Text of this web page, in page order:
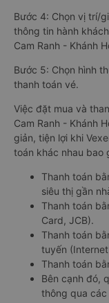
Bước 4: Chọn vị trí/
thông tin hành
Cam Ranh - Khánh
Bước 5: Chọn hình
thanh toán vé.
Việc đặt mua và
Cam Ranh - Khánh
giản, tiện lợi khi
toán khác nhau bao
Thanh toán
siêu thị gần
Thanh toán
Card, JCB).
Thanh toán
tuyến
Thanh toán
Bên cạnh đó,
thông qua các